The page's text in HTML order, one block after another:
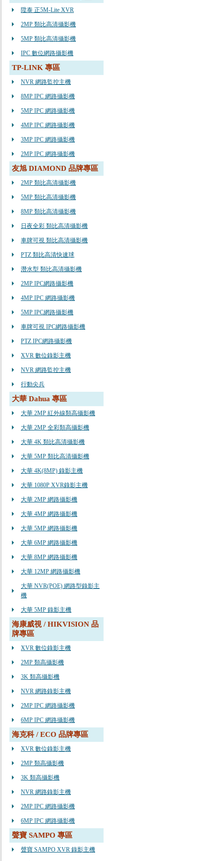
陞泰 正5M-Lite XVR
2MP 類比高清攝影機
5MP 類比高清攝影機
IPC 數位網路攝影機
TP-LINK 專區
NVR 網路監控主機
8MP IPC 網路攝影機
5MP IPC 網路攝影機
4MP IPC 網路攝影機
3MP IPC 網路攝影機
2MP IPC 網路攝影機
友旭 DIAMOND 品牌專區
2MP 類比高清攝影機
5MP 類比高清攝影機
8MP 類比高清攝影機
日夜全彩 類比高清攝影機
車牌可視 類比高清攝影機
PTZ 類比高清快速球
潛水型 類比高清攝影機
2MP IPC網路攝影機
4MP IPC 網路攝影機
5MP IPC網路攝影機
車牌可視 IPC網路攝影機
PTZ IPC網路攝影機
XVR 數位錄影主機
NVR 網路監控主機
行動尖兵
大華 Dahua 專區
大華 2MP 紅外線類高攝影機
大華 2MP 全彩類高攝影機
大華 4K 類比高清攝影機
大華 5MP 類比高清攝影機
大華 4K(8MP) 錄影主機
大華 1080P XVR錄影主機
大華 2MP 網路攝影機
大華 4MP 網路攝影機
大華 5MP 網路攝影機
大華 6MP 網路攝影機
大華 8MP 網路攝影機
大華 12MP 網路攝影機
大華 NVR(POE) 網路型錄影主
機
大華 5MP 錄影主機
海康威視 / HIKVISION 品
牌專區
XVR 數位錄影主機
2MP 類高攝影機
3K 類高攝影機
NVR 網路錄影主機
2MP IPC 網路攝影機
6MP IPC 網路攝影機
海克科 / ECO 品牌專區
XVR 數位錄影主機
2MP 類高攝影機
3K 類高攝影機
NVR 網路錄影主機
2MP IPC 網路攝影機
6MP IPC 網路攝影機
聲寶 SAMPO 專區
聲寶 SAMPO XVR 錄影主機